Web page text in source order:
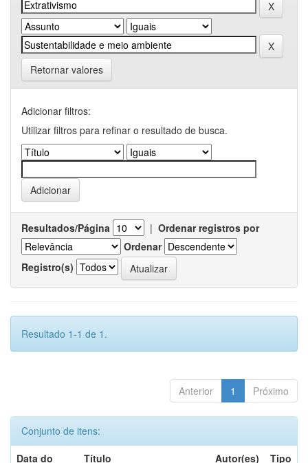
Retornar valores
Adicionar filtros:
Utilizar filtros para refinar o resultado de busca.
Resultados/Página | Ordenar registros por
Ordenar
Registro(s)
Resultado 1-1 de 1.
Anterior 1 Próximo
Conjunto de itens:
Data do
Título Autor(es) Tipo